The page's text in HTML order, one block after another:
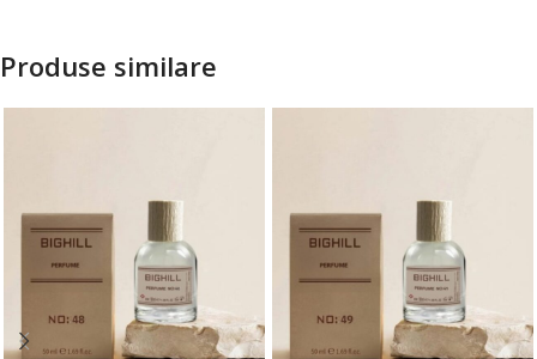
Produse similare